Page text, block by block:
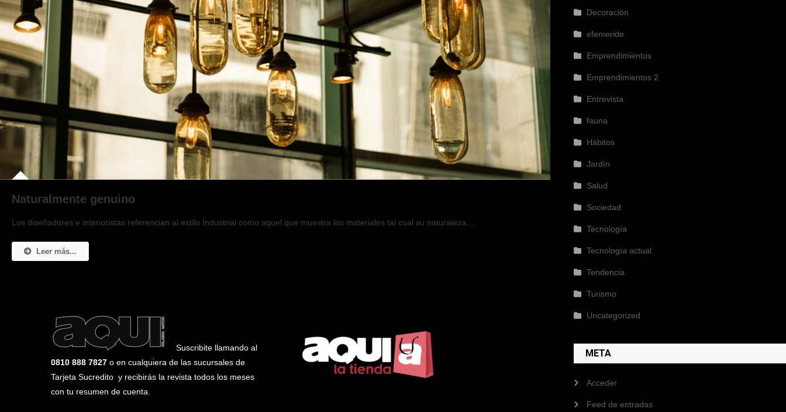
Naturalmente genuino
Los diseñadores e interioristas referencian al estilo Industrial como aquel que muestra los materiales tal cual su naturaleza….
Leer más...
Decoración
efemeride
Emprendimientos
Emprendimientos 2
Entrevista
fauna
Hábitos
Jardín
Salud
Sociedad
Tecnología
Tecnología actual
Tendencia
Turismo
Uncategorized
META
Acceder
Feed de entradas
Suscribite llamando al
0810 888 7827 o en cualquiera de las sucursales de
Tarjeta Sucredito y recibirás la revista todos los meses
con tu resumen de cuenta.